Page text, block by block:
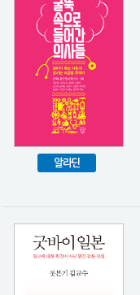
알라딘